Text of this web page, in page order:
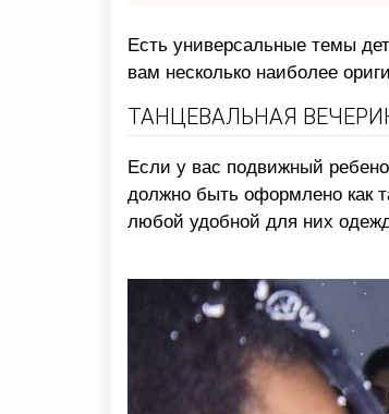
Есть универсальные темы
вам несколько наиболее
ТАНЦЕВАЛЬНАЯ
Если у вас подвижный
должно быть оформлено как
любой удобной для них